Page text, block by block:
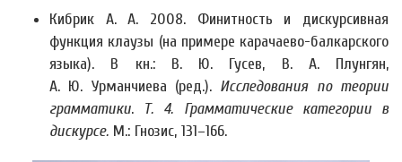
Кибрик А. А. 2008. Финитность и дискурсивная
функция клаузы (на примере карачаево-балкарского
языка). В кн.: В. Ю. Гусев, В. А. Плунгян,
А. Ю. Урманчиева (ред.). Исследования по теории
грамматики. Т. 4. Грамматические категории в
дискурсе. М.: Гнозис, 131–166.